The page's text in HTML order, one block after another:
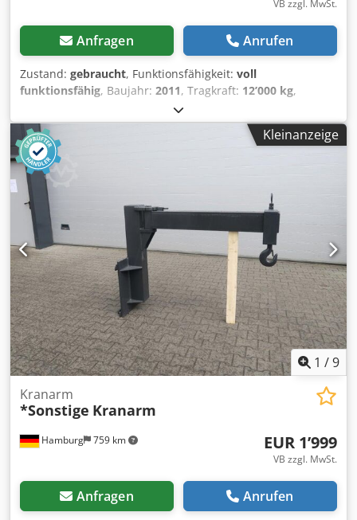
VB zzgl. MwSt.
Anfragen Anrufen
Zustand: gebraucht, Funktionsfähigkeit: voll
funktionsfähig, Baujahr: 2011, Tragkraft: 12’000 kg,
, Leergewicht:
3’100 mm, Baubreite:1’750 mm, Kranarm Dedju Dzv Tspfx
Aliock ISO Klasse: Terminal West Zustand: Einsatzbereit
und voll funktionsfähig Zustand Technisch: sehr gut
Kleinanzeige
1 /9
Hamburg 759 km
Kranarm
*Sonstige Kranarm
EUR 1’999
VB zzgl. MwSt.
Anfragen Anrufen